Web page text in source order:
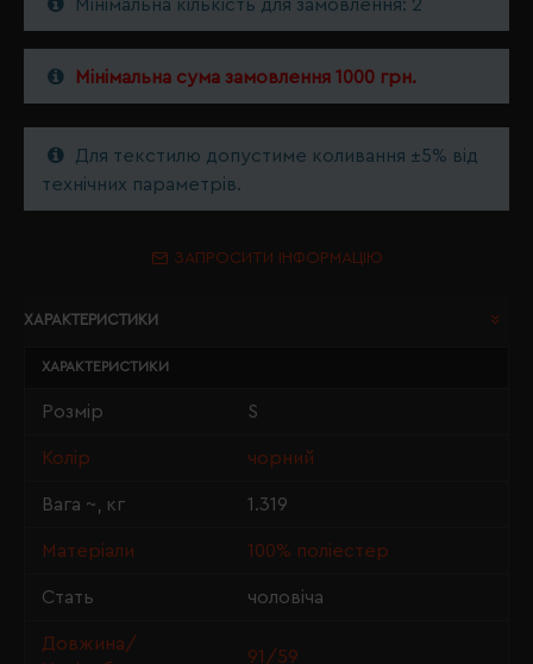
Мінімальна кількість для замовлення: 2
Мінімальна сума замовлення 1000 грн.
Для текстилю допустиме коливання ±5% від
технічних параметрів.
ЗАПРОСИТИ ІНФОРМАЦІЮ
ХАРАКТЕРИСТИКИ
ХАРАКТЕРИСТИКИ
Розмір S
Колір чорний
Вага ~, кг 1.319
Матеріали 100% поліестер
Стать чоловіча
Довжина/
91/59